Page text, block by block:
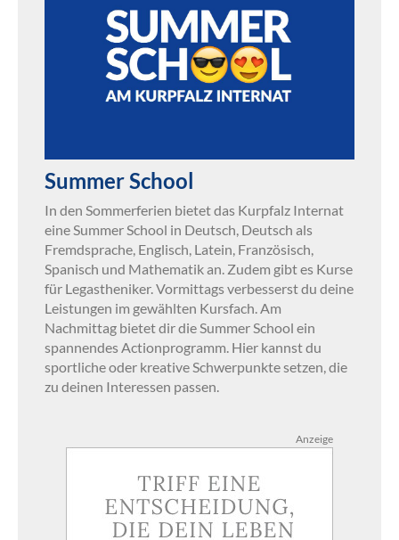
Summer School
In den Sommerferien bietet das Kurpfalz Internat
eine Summer School in Deutsch, Deutsch als
Fremdsprache, Englisch, Latein, Französisch,
Spanisch und Mathematik an. Zudem gibt es Kurse
für Legastheniker. Vormittags verbesserst du deine
Leistungen im gewählten Kursfach. Am
Nachmittag bietet dir die Summer School ein
spannendes Actionprogramm. Hier kannst du
sportliche oder kreative Schwerpunkte setzen, die
zu deinen Interessen passen.
Anzeige